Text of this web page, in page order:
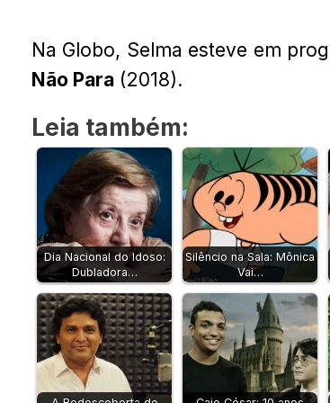
Na Globo, Selma esteve em
Não Para (2018).
Leia também:
Dia Nacional do Idoso:
Dubladora…
Silêncio na Sala: Mônica
Vai…